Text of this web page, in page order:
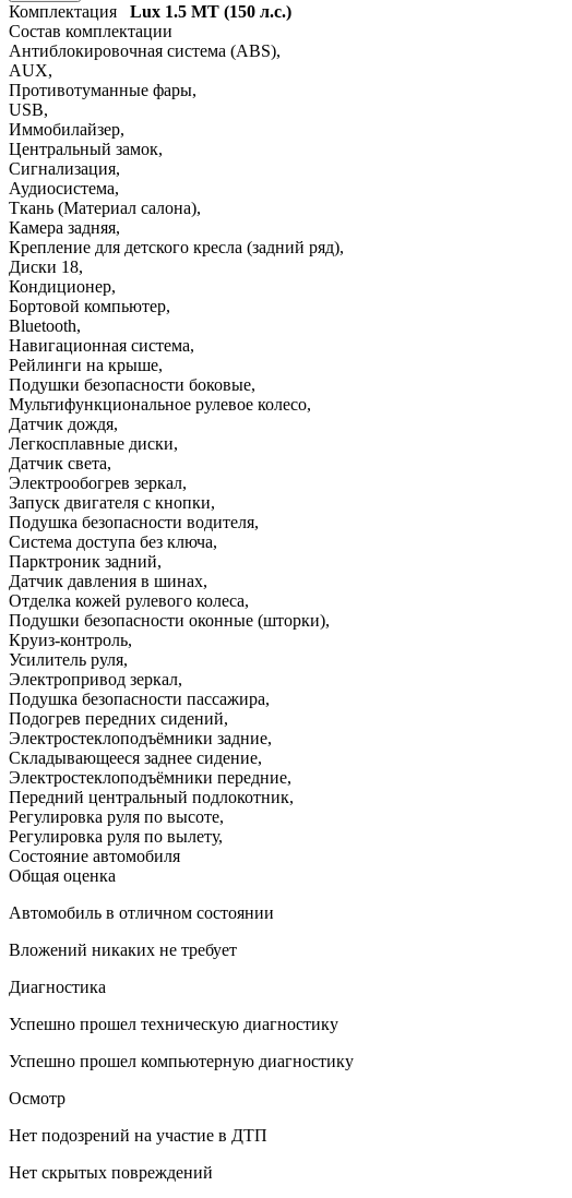
Комплектация Lux 1.5 MT (150 л.с.)
Состав комплектации
Антиблокировочная система (ABS),
AUX,
Противотуманные фары,
USB,
Иммобилайзер,
Центральный замок,
Сигнализация,
Аудиосистема,
Ткань (Материал салона),
Камера задняя,
Крепление для детского кресла (задний ряд),
Диски 18,
Кондиционер,
Бортовой компьютер,
Bluetooth,
Навигационная система,
Рейлинги на крыше,
Подушки безопасности боковые,
Мультифункциональное рулевое колесо,
Датчик дождя,
Легкосплавные диски,
Датчик света,
Электрообогрев зеркал,
Запуск двигателя с кнопки,
Подушка безопасности водителя,
Система доступа без ключа,
Парктроник задний,
Датчик давления в шинах,
Отделка кожей рулевого колеса,
Подушки безопасности оконные (шторки),
Круиз-контроль,
Усилитель руля,
Электропривод зеркал,
Подушка безопасности пассажира,
Подогрев передних сидений,
Электростеклоподъёмники задние,
Складывающееся заднее сидение,
Электростеклоподъёмники передние,
Передний центральный подлокотник,
Регулировка руля по высоте,
Регулировка руля по вылету,
Состояние автомобиля
Общая оценка
Автомобиль в отличном состоянии
Вложений никаких не требует
Диагностика
Успешно прошел техническую диагностику
Успешно прошел компьютерную диагностику
Осмотр
Нет подозрений на участие в ДТП
Нет скрытых повреждений